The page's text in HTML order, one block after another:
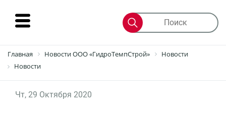
Интернет-
магазин
Продукты
Главная Новости ООО «ГидроТемпСтрой»
Новости
Новости
Чт, 29 Октября 2020